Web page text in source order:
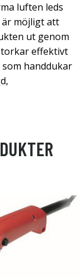
luften leds
är möjligt att
ut genom
torkar effektivt
handdukar